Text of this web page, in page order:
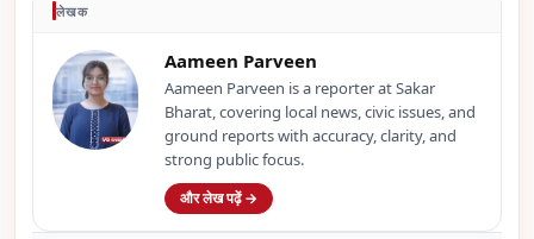
लेखक
Aameen Parveen
Aameen Parveen is a reporter at Sakar
Bharat, covering local news, civic issues, and
ground reports with accuracy, clarity, and
strong public focus.
और लेख पढ़ें →